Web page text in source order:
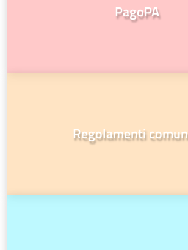
PagoPA
Regolamenti